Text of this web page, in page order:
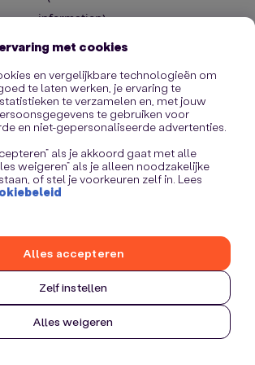
information).
met cookies
en vergelijkbare technologieën om
te laten werken, je ervaring te
te verzamelen en, met jouw
te gebruiken voor
en niet-gepersonaliseerde advertenties.
als je akkoord gaat met alle
weigeren” als je alleen noodzakelijke
of stel je voorkeuren zelf in. Lees
Zelf instellen
Alles weigeren
Alles accepteren